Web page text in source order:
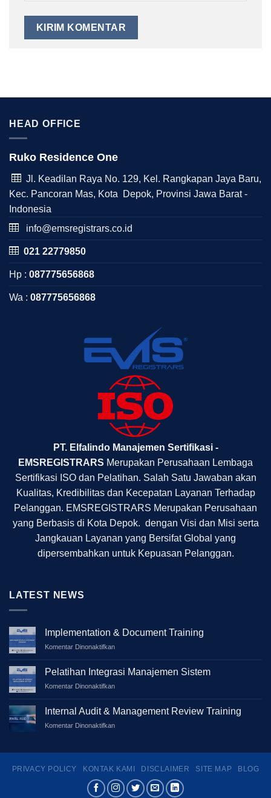
HEAD OFFICE
Ruko Residence One
Jl. Keadilan Raya No. 129, Kel. Rangkapan Jaya Baru,
Kec. Pancoran Mas, Kota Depok, Provinsi Jawa Barat -
Indonesia
info@emsregistrars.co.id
021 22779850
Hp : 087775656868
Wa : 087775656868
PT. Elfalindo Manajemen Sertifikasi -
EMSREGISTRARS Merupakan Perusahaan Lembaga
Sertifikasi ISO dan Pelatihan. Salah Satu Jawaban akan
Kualitas, Kredibilitas dan Kecepatan Layanan Terhadap
Pelanggan. EMSREGISTRARS Merupakan Perusahaan
yang Berbasis di Kota Depok. dengan Visi dan Misi serta
Jangkauan Layanan yang Bersifat Global yang
dipersembahkan untuk Kepuasan Pelanggan.
LATEST NEWS
Implementation & Document Training
Komentar Dinonaktifkanpada
Document
Training
Pelatihan Integrasi Manajemen Sistem
Komentar Dinonaktifkanpada
Integrasi
Manajemen
Sistem
Internal Audit & Management Review Training
Komentar Dinonaktifkanpada
Management
Training
PRIVACY POLICY KONTAK KAMI DISCLAIMER SITE MAP BLOG